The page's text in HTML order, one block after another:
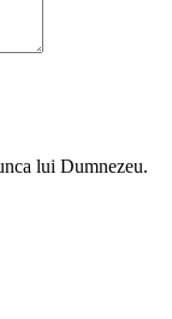
lui Dumnezeu.